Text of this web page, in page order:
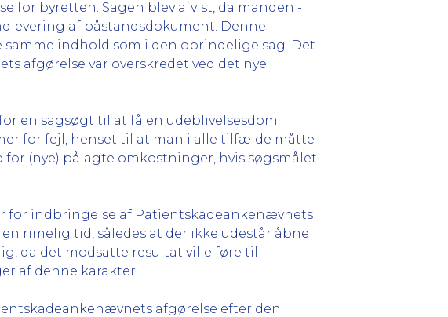
byretten. Sagen blev afvist, da manden -
af påstandsdokument. Denne
indhold som i den oprindelige sag. Det
afgørelse var overskredet ved det nye
en sagsøgt til at få en udeblivelsesdom
for fejl, henset til at man i alle tilfælde måtte
(nye) pålagte omkostninger, hvis søgsmålet
for indbringelse af Patientskadeankenævnets
rimelig tid, således at der ikke udestår åbne
da det modsatte resultat ville føre til
af denne karakter.
afgørelse efter den